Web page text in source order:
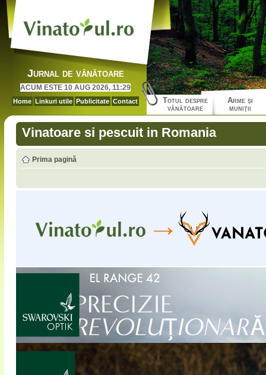
Jurnal de vânătoare
ACUM ESTE 10 AUG 2026, 11:29
Home Linkuri utile Publicitate Contact
Totul despre
vânătoare
Arme şi
muniţii
Vinatoare si pescuit in Romania
Prima pagină